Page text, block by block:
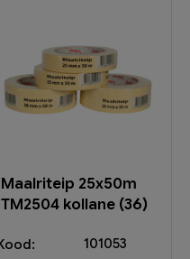
Maalriteip 25x50m
TM2504 kollane (36)
101053